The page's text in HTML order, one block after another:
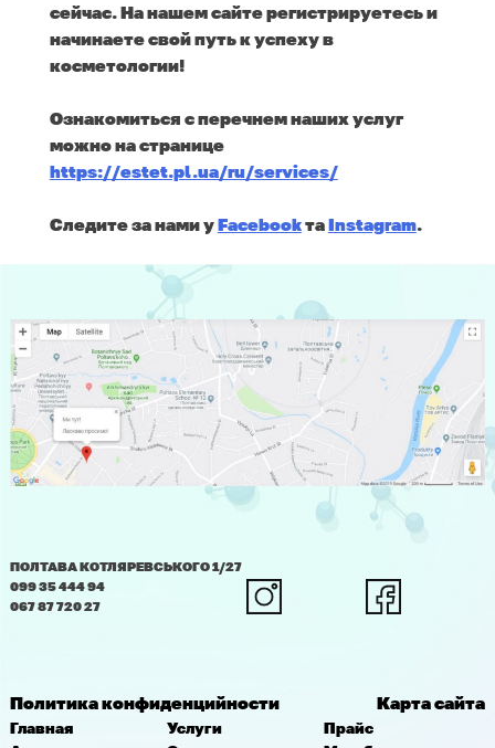
сейчас. На нашем сайте регистрируетесь и
начинаете свой путь к успеху в
косметологии!
Ознакомиться с перечнем наших услуг
можно на странице
https://estet.pl.ua/ru/services/
Следите за нами уFacebookтаInstagram.
ПОЛТАВА КОТЛЯРЕВСЬКОГО 1/27
099 35 444 94
067 87 720 27
Политика конфиденцийности Карта сайта
Главная Услуги
Прайс